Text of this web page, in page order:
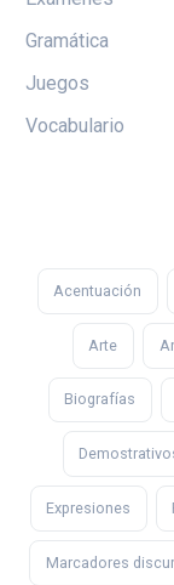
Gramática
Juegos
Vocabulario
Acentuación
Arte
Biografías
Expresiones
Marcadores